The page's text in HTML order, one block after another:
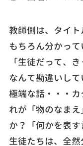
教師側は、タイ
もちろん分かって
「生徒だって、
なんて勘違いして
極端な話・・・
れが「物のなま
か？「何かを表
生徒たちは、全